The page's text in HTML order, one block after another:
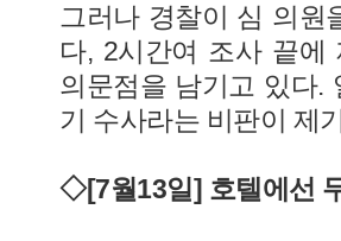
그러나 경찰이 심 의원
다, 2시간여 조사 끝에
의문점을 남기고 있다.
기 수사라는 비판이 제
◇[7월13일] 호텔에선